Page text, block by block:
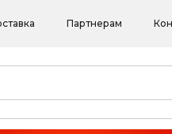
Партнерам